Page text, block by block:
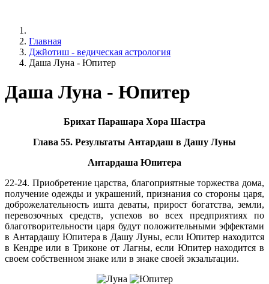
Главная
Джйотиш - ведическая астрология
Даша Луна - Юпитер
Даша Луна - Юпитер
Брихат Парашара Хора Шастра
Глава 55. Результаты Антардаш в Дашу Луны
Антардаша Юпитера
22-24. Приобретение царства, благоприятные торжества дома,
получение одежды и украшений, признания со стороны царя,
доброжелательность ишта деваты, прирост богатства, земли,
перевозочных средств, успехов во всех предприятиях по
благотворительности царя будут положительными эффектами
в Антардашу Юпитера в Дашу Луны, если Юпитер находится
в Кендре или в Триконе от Лагны, если Юпитер находится в
своем собственном знаке или в знаке своей экзальтации.